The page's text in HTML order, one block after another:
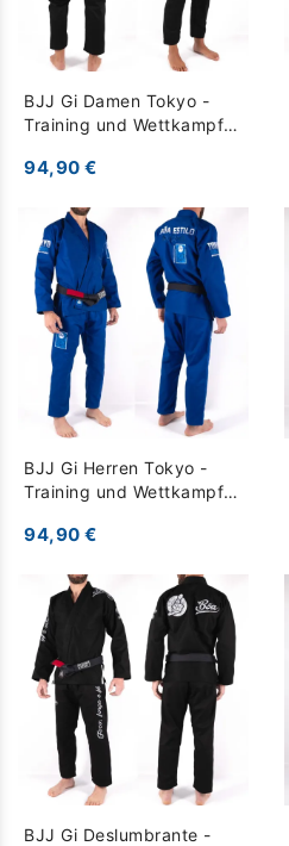
BJJ Gi Damen Tokyo -
Training und Wettkampf -
94,90 €
BJJ Gi Herren Tokyo -
Training und Wettkampf -
94,90 €
BJJ Gi Deslumbrante -